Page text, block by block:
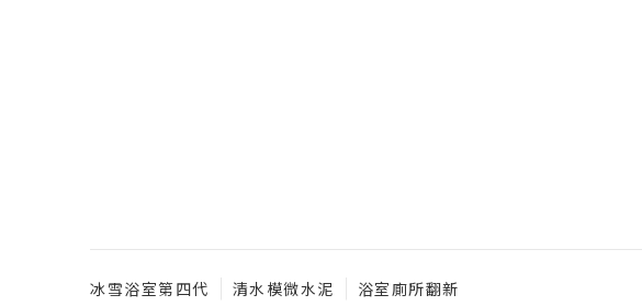
冰雪浴室第四代 清水模微水泥 浴室廁所翻新